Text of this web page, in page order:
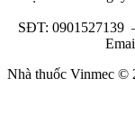
SĐT: 0901527139
Nhà thuốc Vinmec ©